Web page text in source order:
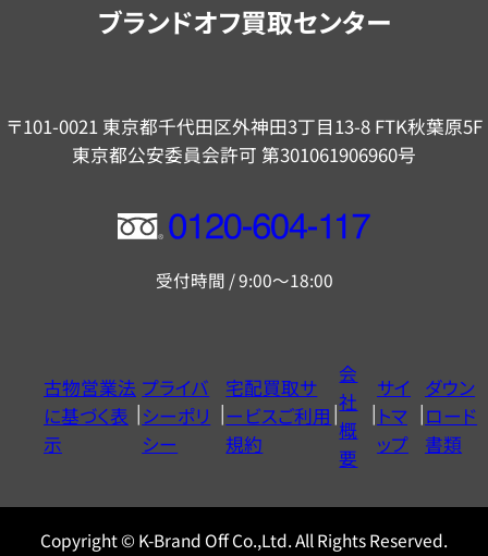
ブランドオフ買取センター
〒101-0021 東京都千代田区外神田3丁目13-8 FTK秋葉原5F
東京都公安委員会許可 第301061906960号
フ
ー
ヤ
ル
0120604117
受付時間 / 9:00～18:00
古物営業法
に基づく表
示
プライバ
シーポリ
シー
宅配買取サ
ービスご利用
規約
会
社
概
要
サイ
トマ
ップ
ダウン
ロード
書類
Copyright © K-Brand Off Co.,Ltd. All Rights Reserved.